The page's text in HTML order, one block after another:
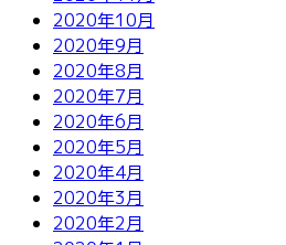
2020年10月
2020年9月
2020年8月
2020年7月
2020年6月
2020年5月
2020年4月
2020年3月
2020年2月